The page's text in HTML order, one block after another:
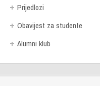
Prijedlozi
Obavijest za studente
Alumni klub